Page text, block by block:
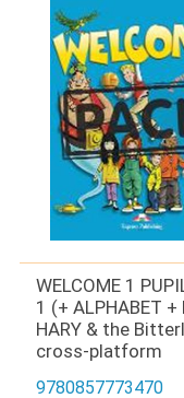
WELCOME 1
1 (+ ALPHABET +
HARY & the
cross-platform
9780857773470